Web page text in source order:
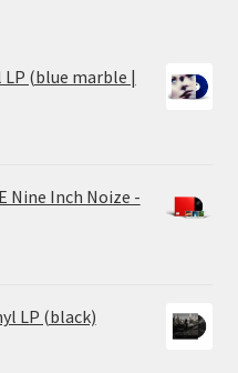
LP (blue marble |
Nine Inch Noize -
LP (black)